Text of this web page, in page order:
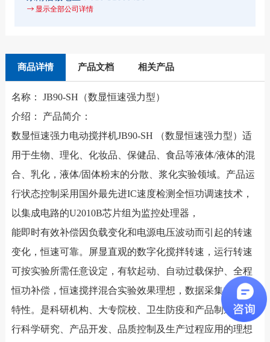
显示全部公司详情
商品详情 产品文档 相关产品
名称： JB90-SH（数显恒速强力型）
介绍： 产品简介：
数显恒速强力电动搅拌机JB90-SH （数显恒速强力型）适
用于生物、理化、化妆品、保健品、食品等液体/液体的混
合、乳化，液体/固体粉末的分散、浆化实验领域。产品运
行状态控制采用国外最先进IC速度检测全恒功调速技术，
以集成电路的U2010B芯片组为监控处理器，
能即时有效补偿因负载变化和电源电压波动而引起的转速
变化，恒速可靠。屏显直观的数字化搅拌转速，运行转速
可按实验所需任意设定，有软起动、自动过载保护、全程
恒功补偿，恒速搅拌混合实验效果理想，数据采集方便等
特性。是科研机构、大专院校、卫生防疫和产品制造等进
行科学研究、产品开发、品质控制及生产过程应用的理想